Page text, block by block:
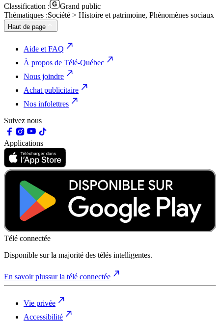
Classification :
Grand public
Thématiques :Société > Histoire et patrimoine, Phénomènes sociaux
Haut de page
Aide et FAQ
À propos de Télé-Québec
Nous joindre
Achat publicitaire
Nos infolettres
Suivez nous
Applications
Télé connectée
Disponible sur la majorité des télés intelligentes.
En savoir plussur la télé connectée
Vie privée
Accessibilité